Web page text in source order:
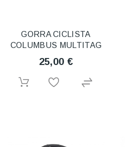
GORRA CICLISTA
COLUMBUS MULTITAG
25,00 €